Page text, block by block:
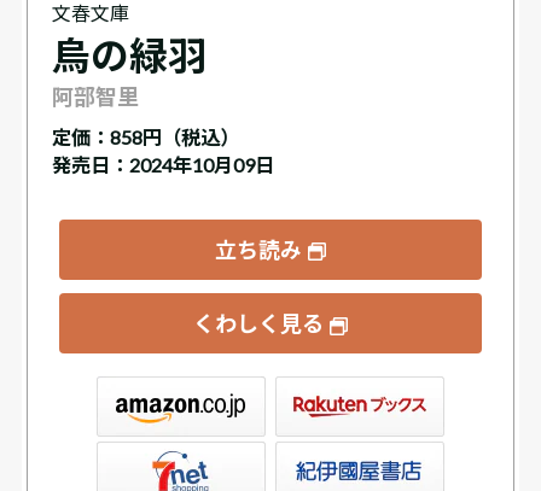
文春文庫
烏の緑羽
阿部智里
定価： 858円（税込）
発売日：2024年10月09日
立ち読み
くわしく見る
書店ウェブストア